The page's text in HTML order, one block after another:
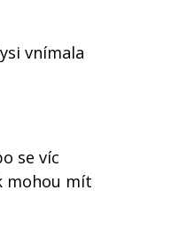
vnímala
se víc
mohou mít